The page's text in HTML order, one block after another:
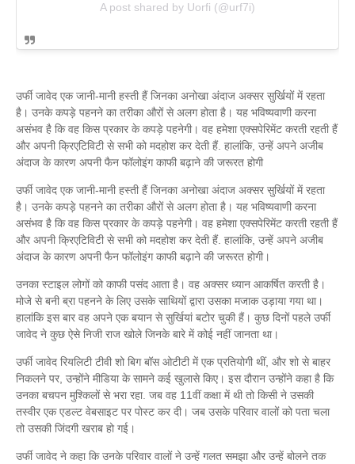
A post shared by Uorfi (@urf7i)
उर्फी जावेद एक जानी-मानी हस्ती हैं जिनका अनोखा अंदाज अक्सर सुर्खियों में रहता
है। उनके कपड़े पहनने का तरीका औरों से अलग होता है। यह भविष्यवाणी करना
असंभव है कि वह किस प्रकार के कपड़े पहनेगी। वह हमेशा एक्सपेरिमेंट करती रहती हैं
और अपनी क्रिएटिविटी से सभी को मदहोश कर देती हैं. हालांकि, उन्हें अपने अजीब
अंदाज के कारण अपनी फैन फॉलोइंग काफी बढ़ाने की जरूरत होगी
उर्फी जावेद एक जानी-मानी हस्ती हैं जिनका अनोखा अंदाज अक्सर सुर्खियों में रहता
है। उनके कपड़े पहनने का तरीका औरों से अलग होता है। यह भविष्यवाणी करना
असंभव है कि वह किस प्रकार के कपड़े पहनेगी। वह हमेशा एक्सपेरिमेंट करती रहती हैं
और अपनी क्रिएटिविटी से सभी को मदहोश कर देती हैं. हालांकि, उन्हें अपने अजीब
अंदाज के कारण अपनी फैन फॉलोइंग काफी बढ़ाने की जरूरत होगी।
उनका स्टाइल लोगों को काफी पसंद आता है। वह अक्सर ध्यान आकर्षित करती है।
मोजे से बनी ब्रा पहनने के लिए उसके साथियों द्वारा उसका मजाक उड़ाया गया था।
हालांकि इस बार वह अपने एक बयान से सुर्खियां बटोर चुकी हैं। कुछ दिनों पहले उर्फी
जावेद ने कुछ ऐसे निजी राज खोले जिनके बारे में कोई नहीं जानता था।
उर्फी जावेद रियलिटी टीवी शो बिग बॉस ओटीटी में एक प्रतियोगी थीं, और शो से बाहर
निकलने पर, उन्होंने मीडिया के सामने कई खुलासे किए। इस दौरान उन्होंने कहा है कि
उनका बचपन मुश्किलों से भरा रहा. जब वह 11वीं कक्षा में थी तो किसी ने उसकी
तस्वीर एक एडल्ट वेबसाइट पर पोस्ट कर दी। जब उसके परिवार वालों को पता चला
तो उसकी जिंदगी खराब हो गई।
उर्फी जावेद ने कहा कि उनके परिवार वालों ने उन्हें गलत समझा और उन्हें बोलने तक